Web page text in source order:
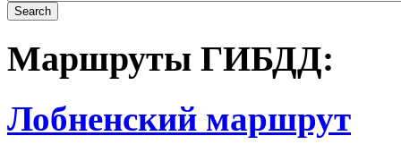
Маршруты ГИБДД:
Лобненский маршрут